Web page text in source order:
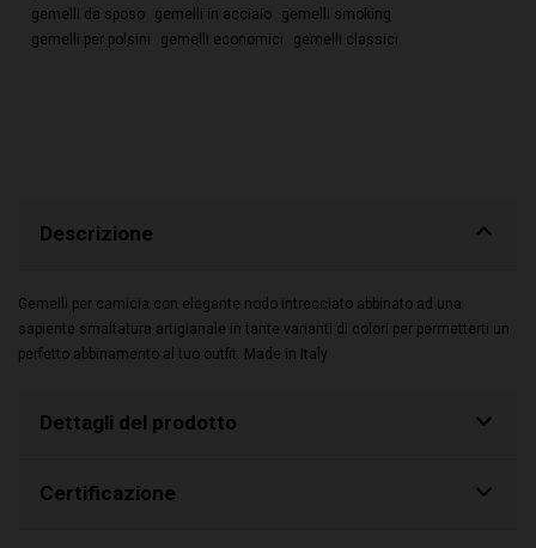
gemelli da sposo
gemelli in acciaio
gemelli smoking
gemelli per polsini
gemelli economici gemelli classici
Descrizione
Gemelli per camicia con elegante nodo intrecciato abbinato ad una
sapiente smaltatura artigianale in tante varianti di colori per permetterti un
perfetto abbinamento al tuo outfit. Made in Italy
Dettagli del prodotto
Certificazione